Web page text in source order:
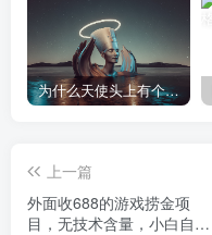
为什么天使头上有个圈？
上一篇
外面收688的游戏捞金项
目，无技术含量，小白自己